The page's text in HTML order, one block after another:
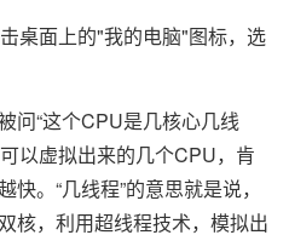
面上的"我的电脑"图标，选
“这个CPU是几核心几线
以虚拟出来的几个CPU，肯
。“几线程”的意思就是说，
核，利用超线程技术，模拟出